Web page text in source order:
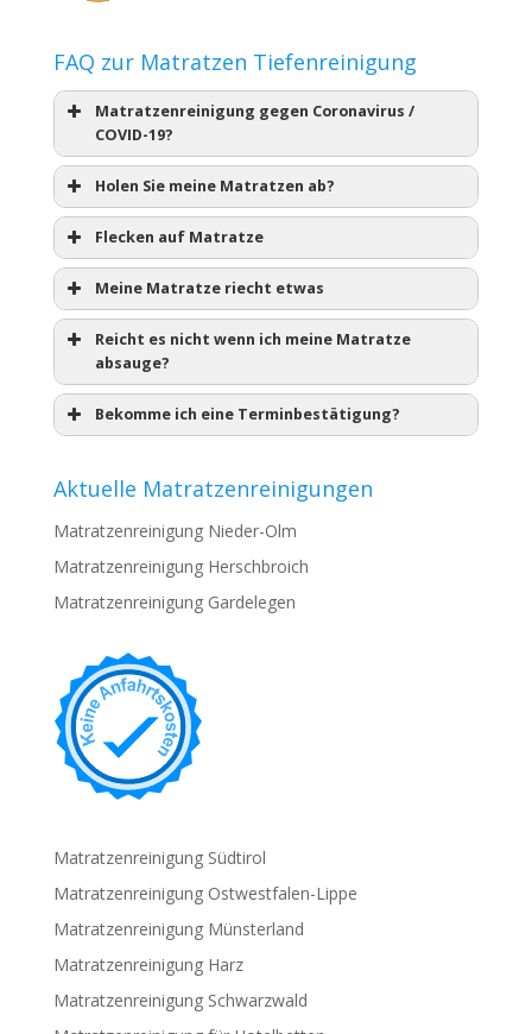
FAQ zur Matratzen Tiefenreinigung
Matratzenreinigung gegen Coronavirus /
COVID-19?
Holen Sie meine Matratzen ab?
Flecken auf Matratze
Meine Matratze riecht etwas
Reicht es nicht wenn ich meine Matratze
absauge?
Bekomme ich eine Terminbestätigung?
Aktuelle Matratzenreinigungen
Matratzenreinigung Nieder-Olm
Matratzenreinigung Herschbroich
Matratzenreinigung Gardelegen
Matratzenreinigung Südtirol
Matratzenreinigung Ostwestfalen-Lippe
Matratzenreinigung Münsterland
Matratzenreinigung Harz
Matratzenreinigung Schwarzwald